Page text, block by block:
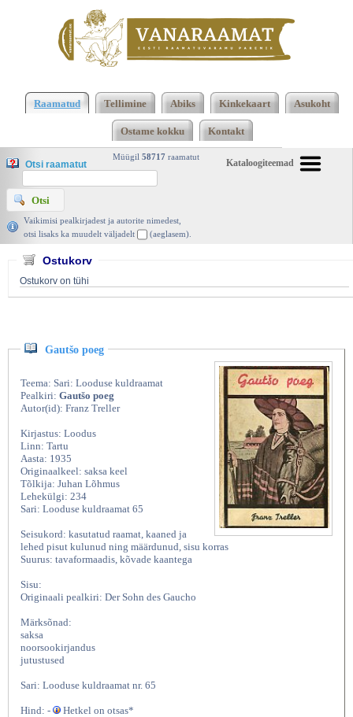
Franz Treller, Loodus 1935 | vanaraamat. ee
Raamatud Tellimine Abiks Kinkekaart Asukoht
Ostame kokku Kontakt
Kataloogiteemad
Müügil 58717 raamatut
Otsi raamatut
Vaikimisi pealkirjadest ja autorite nimedest,
otsi lisaks ka muudelt väljadelt
(aeglasem).
Ostukorv
Ostukorv on tühi
Gautšo poeg
Teema: Sari: Looduse kuldraamat
Pealkiri: Gautšo poeg
Autor(id): Franz Treller
Kirjastus: Loodus
Linn: Tartu
Aasta: 1935
Originaalkeel: saksa keel
Tõlkija: Juhan Lõhmus
Lehekülgi: 234
Sari: Looduse kuldraamat 65
Seisukord: kasutatud raamat, kaaned ja
lehed pisut kulunud ning määrdunud, sisu korras
Suurus: tavaformaadis, kõvade kaantega
Sisu:
Originaali pealkiri: Der Sohn des Gaucho
Märksõnad:
saksa
noorsookirjandus
jutustused
Sari: Looduse kuldraamat nr. 65
Hind: - Hetkel on otsas*